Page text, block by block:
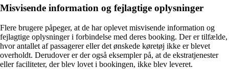
Misvisende information og fejlagtige oplysninger
Flere brugere påpeger, at de har oplevet misvisende information og
fejlagtige oplysninger i forbindelse med deres booking. Der er tilfælde,
hvor antallet af passagerer eller det ønskede køretøj ikke er blevet
overholdt. Derudover er der også eksempler på, at de ekstratjenester
eller faciliteter, der blev lovet i bookingen, ikke blev leveret.